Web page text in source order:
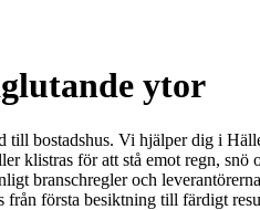
ytor
bostadshus. Vi hjälper dig i
klistras för att stå emot regn,
branschregler och
från första besiktning till färdigt